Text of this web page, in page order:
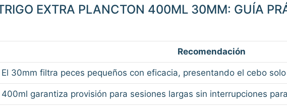
EXTRA PLANCTON 400ML 30MM: GUÍA
Recomendación
El 30mm filtra peces pequeños con eficacia, presentando el cebo
400ml garantiza provisión para sesiones largas sin interrupciones